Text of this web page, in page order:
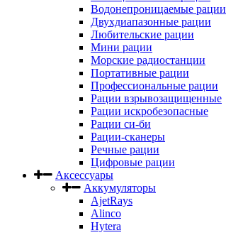
Водонепроницаемые рации
Двухдиапазонные рации
Любительские рации
Мини рации
Морские радиостанции
Портативные рации
Профессиональные рации
Рации взрывозащищенные
Рации искробезопасные
Рации си-би
Рации-сканеры
Речные рации
Цифровые рации
Аксессуары
Аккумуляторы
AjetRays
Alinco
Hytera